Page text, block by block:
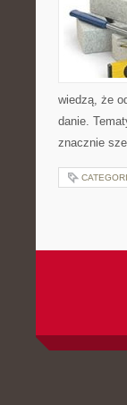
wiedzą, że
danie.
znacznie